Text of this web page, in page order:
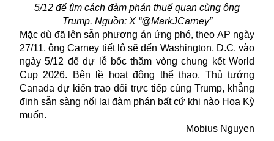
5/12 để tìm cách đàm phán thuế quan cùng ông
Trump. Nguồn: X “@MarkJCarney”
Mặc dù đã lên sẵn phương án ứng phó, theo AP ngày
27/11, ông Carney tiết lộ sẽ đến Washington, D.C. vào
ngày 5/12 để dự lễ bốc thăm vòng chung kết World
Cup 2026. Bên lề hoạt động thể thao, Thủ tướng
Canada dự kiến trao đổi trực tiếp cùng Trump, khẳng
định sẵn sàng nối lại đàm phán bất cứ khi nào Hoa Kỳ
muốn.
Mobius Nguyen